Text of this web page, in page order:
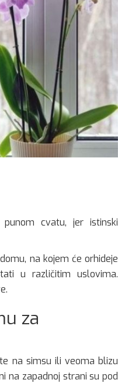
cvatu, jer istinski
na kojem će orhideje
u različitim uslovima.
za
na simsu ili veoma blizu
na zapadnoj strani su pod